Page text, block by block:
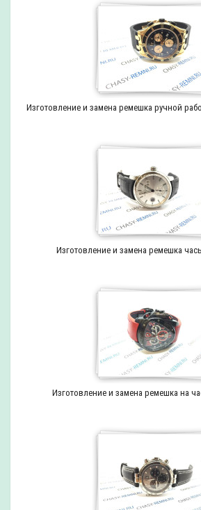
Изготовление и замена ремешка ручной
Изготовление и замена ремешка
Изготовление и замена ремешка на